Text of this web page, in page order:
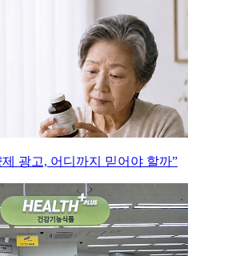
제 광고, 어디까지 믿어야 할까”